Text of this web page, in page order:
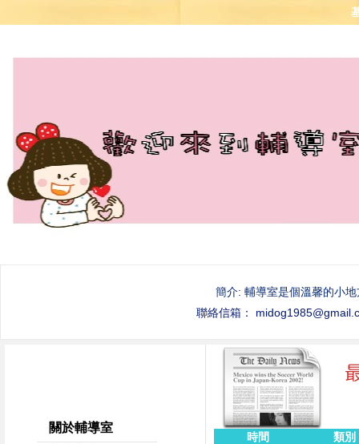
簡介: 輔導室是個溫馨的小
聯絡信箱：
關於輔導室
時間 類別